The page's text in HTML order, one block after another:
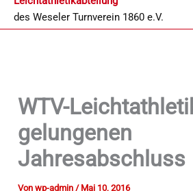
des Weseler Turnverein 1860 e.V.
WTV-
gelungenen
Jahresabschluss
Vonwp-admin / Mai 10, 2016